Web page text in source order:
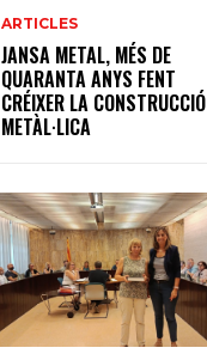
ARTICLES
JANSA METAL, MÉS DE
QUARANTA ANYS FENT
CRÉIXER LA CONSTRUCCIÓ
METÀL·LICA